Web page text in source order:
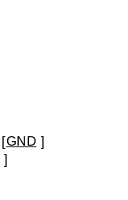
[GND ]
]